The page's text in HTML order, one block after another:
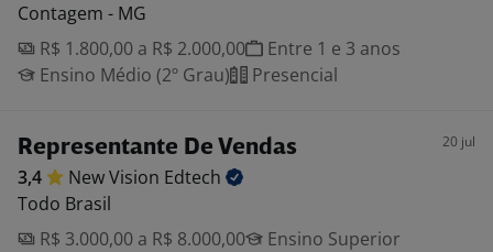
Contagem - MG
R$ 1.800,00 a R$ 2.000,00
Entre 1 e 3 anos
Ensino Médio (2º Grau)
Presencial
Representante De Vendas 20 jul
3,4 New Vision Edtech
Todo Brasil
R$ 3.000,00 a R$ 8.000,00
Ensino Superior